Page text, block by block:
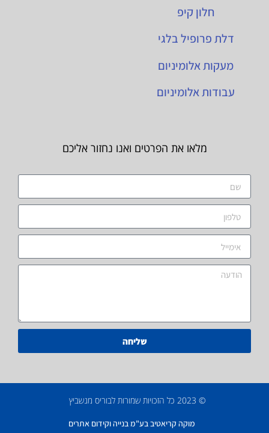
חלון קיפ
דלת פרופיל בלגי
מעקות אלומיניום
עבודות אלומיניום
מלאו את הפרטים ואנו נחזור אליכם
שליחה
© 2023 כל הזכויות שמורות לבוריס מנשביץ
מוקה קריאטיב בע"מ בנייה וקידום אתרים